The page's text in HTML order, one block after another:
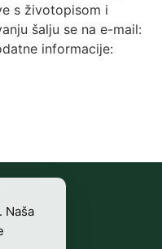
s životopisom i
šalju se na e-mail:
informacije:
slh
Naša